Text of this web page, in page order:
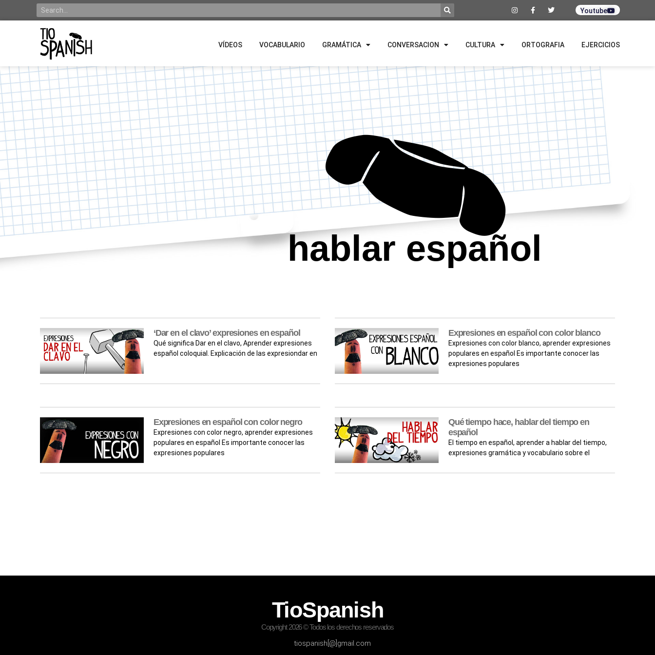
Youtube
VÍDEOS VOCABULARIO GRAMÁTICA CONVERSACION CULTURA ORTOGRAFIA EJERCICIOS
hablar español
‘Dar en el clavo’ expresiones en español
Qué significa Dar en el clavo, Aprender expresiones
español coloquial. Explicación de las expresiondar en
Expresiones en español con color blanco
Expresiones con color blanco, aprender expresiones
populares en español Es importante conocer las
expresiones populares
Expresiones en español con color negro
Expresiones con color negro, aprender expresiones
populares en español Es importante conocer las
expresiones populares
Qué tiempo hace, hablar del tiempo en
español
El tiempo en español, aprender a hablar del tiempo,
expresiones gramática y vocabulario sobre el
TioSpanish
Copyright 2026 © Todos los derechos reservados
tiospanish[@]gmail.com